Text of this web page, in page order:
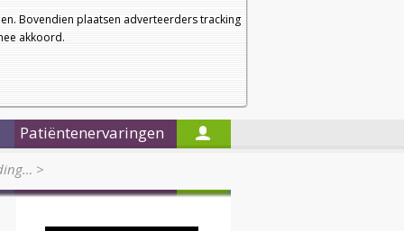
Bovendien plaatsen adverteerders tracking
akkoord.
a
a
Nieuwsbrief
Startpagina
Patiëntenervaringen
>